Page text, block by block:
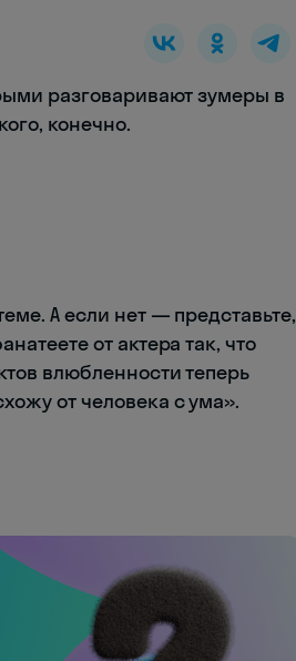
разговаривают зумеры в
конечно.
А если нет — представьте,
от актера так, что
влюбленности теперь
от человека с ума».